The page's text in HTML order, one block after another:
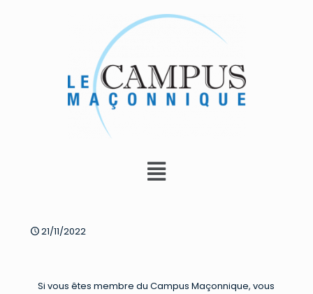
21/11/2022
Si vous êtes membre du Campus Maçonnique, vous